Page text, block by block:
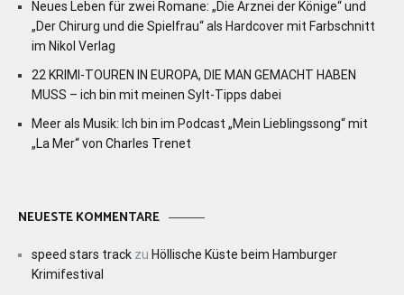
Neues Leben für zwei Romane: „Die Arznei der Könige“ und
„Der Chirurg und die Spielfrau“ als Hardcover mit Farbschnitt
im Nikol Verlag
22 KRIMI-TOUREN IN EUROPA, DIE MAN GEMACHT HABEN
MUSS – ich bin mit meinen Sylt-Tipps dabei
Meer als Musik: Ich bin im Podcast „Mein Lieblingssong“ mit
„La Mer“ von Charles Trenet
NEUESTE KOMMENTARE
speed stars track zu Höllische Küste beim Hamburger
Krimifestival